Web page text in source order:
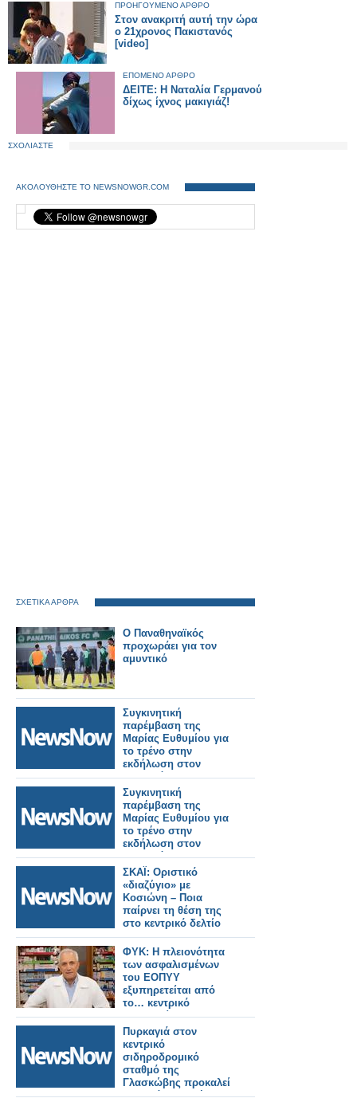
ΠΡΟΗΓΟΥΜΕΝΟ ΑΡΘΡΟ
Στον ανακριτή αυτή την ώρα
ο 21χρονος Πακιστανός
[video]
ΕΠΟΜΕΝΟ ΑΡΘΡΟ
ΔΕΙΤΕ: H Ναταλία Γερμανού
δίχως ίχνος μακιγιάζ!
ΣΧΟΛΙΑΣΤΕ
ΑΚΟΛΟΥΘΗΣΤΕ ΤΟ NEWSNOWGR.COM
ΣΧΕΤΙΚΑ ΑΡΘΡΑ
Ο Παναθηναϊκός
προχωράει για τον
αμυντικό
Συγκινητική
παρέμβαση της
Μαρίας Ευθυμίου για
το τρένο στην
εκδήλωση στον
κεντρικό
σιδηροδρομικό
σταθμό Καλαμάτας.
Συγκινητική
παρέμβαση της
Μαρίας Ευθυμίου για
το τρένο στην
εκδήλωση στον
κεντρικό
σιδηροδρομικό
σταθμό Καλαμάτας.
ΣΚΑΪ: Οριστικό
«διαζύγιο» με
Κοσιώνη – Ποια
παίρνει τη θέση της
στο κεντρικό δελτίο
ΦΥΚ: Η πλειονότητα
των ασφαλισμένων
του ΕΟΠΥΥ
εξυπηρετείται από
το… κεντρικό
φαρμακείο του
Οργανισμού – Τι λέει
στο parapolitika.gr ο
Απόστολος Βαλτάς
Πυρκαγιά στον
κεντρικό
σιδηροδρομικό
σταθμό της
Γλασκώβης προκαλεί
σοβαρά προβλήματα